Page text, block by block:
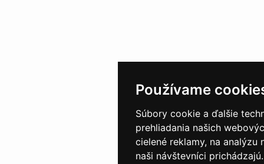
Používame
Súbory cookie a ďalšie
prehliadania našich
cielené reklamy, na
naši návštevníci prichádzajú.